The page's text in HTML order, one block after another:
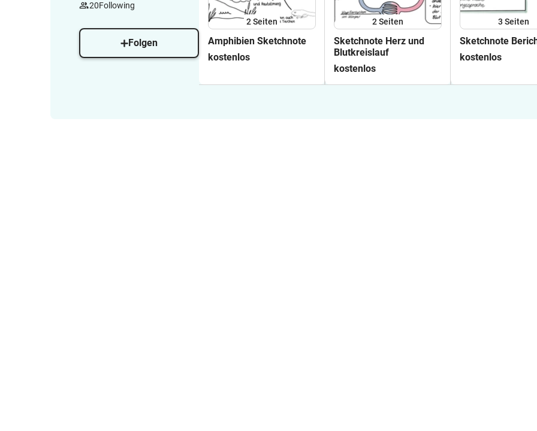
20Following
Folgen
2Seiten
Amphibien Sketchnote
kostenlos
2Seiten
Sketchnote Herz und
Blutkreislauf
kostenlos
3 Seiten
Sketchnote
kostenlos